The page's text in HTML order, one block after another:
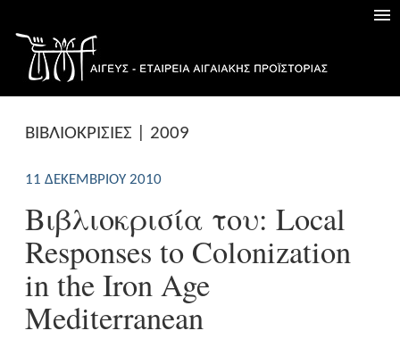
ΒΙΒΛΙΟΚΡΙΣΙΕΣ | 2009
11 ΔΕΚΕΜΒΡΊΟΥ 2010
Βιβλιοκρισία του: Local
Responses to Colonization
in the Iron Age
Mediterranean